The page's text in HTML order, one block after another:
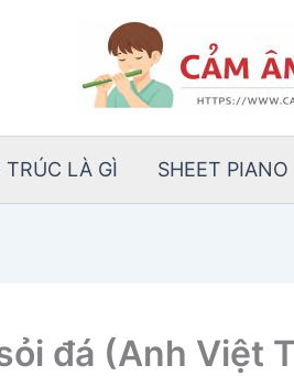
TRÚC LÀ GÌ SHEET PIANO
đá (Anh Việt